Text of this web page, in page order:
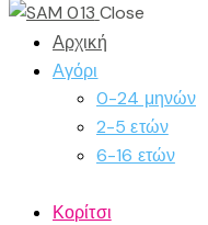
Close
Αρχική
Αγόρι
0-24 μηνών
2-5 ετών
6-16 ετών
Κορίτσι